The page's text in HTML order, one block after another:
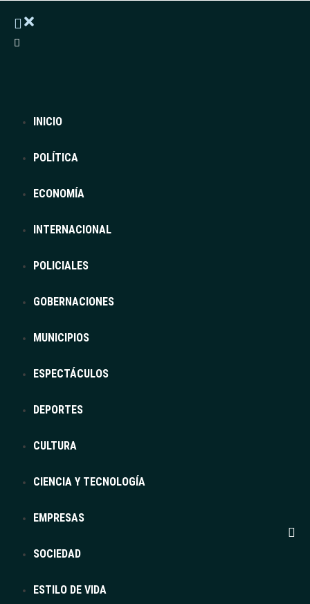
INICIO
POLÍTICA
ECONOMÍA
INTERNACIONAL
POLICIALES
GOBERNACIONES
MUNICIPIOS
ESPECTÁCULOS
DEPORTES
CULTURA
CIENCIA Y TECNOLOGÍA
EMPRESAS
SOCIEDAD
ESTILO DE VIDA